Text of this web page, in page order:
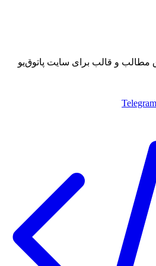
مطالب و قالب برای سایت پاتوق‌یو
Telegram